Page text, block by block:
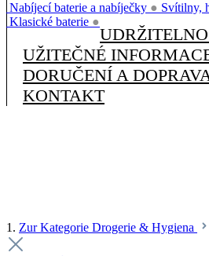
Nabíjecí baterie a nabíječky ● Svítilny,
Klasické baterie ●
UŽITEČNÉ
DORUČENÍ A
KONTAKT
1. Zur Kategorie Drogerie & Hygiena